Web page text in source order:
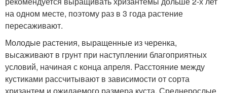
на одном месте, поэтому раз в 3 года растение
пересаживают.
Молодые растения, выращенные из черенка,
высаживают в грунт при наступлении благоприятных
условий, начиная с конца апреля. Расстояние между
кустиками рассчитывают в зависимости от сорта